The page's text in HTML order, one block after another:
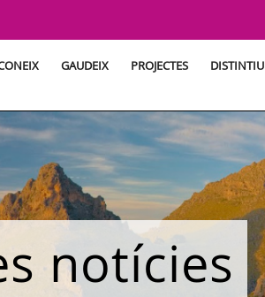
GAUDEIX PROJECTES DISTINTIU
notícies